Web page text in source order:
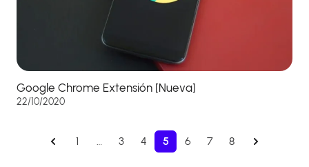
Google Chrome Extensión [Nueva]
22/10/2020
1 3 4 5 6 7 8